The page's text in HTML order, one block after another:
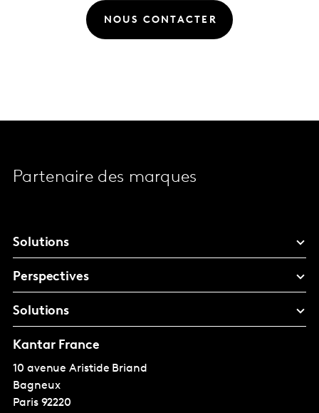
NOUS CONTACTER
Partenaire des marques
Solutions
Perspectives
Solutions
Kantar France
10 avenue Aristide Briand
Bagneux
Paris 92220